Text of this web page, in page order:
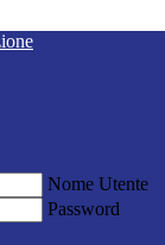
Nome Utente
Password